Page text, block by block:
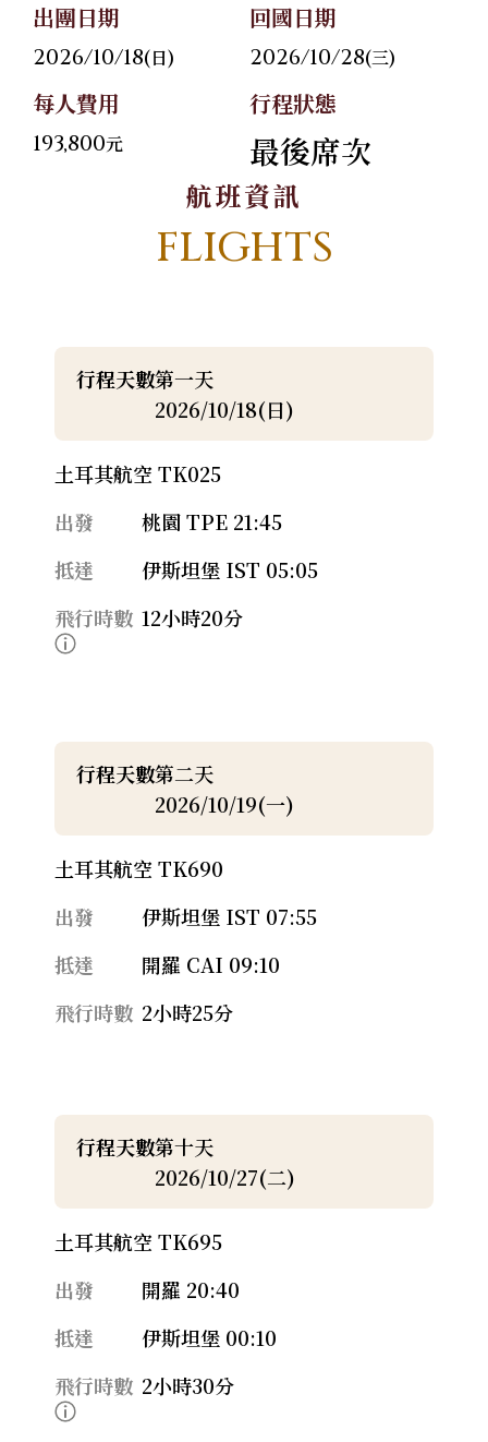
出團日期
2026/10/18(日)
回國日期
2026/10/28(三)
每人費用
193,800元
行程狀態
最後席次
航班資訊
FLIGHTS
行程天數第一天
2026/10/18(日)
土耳其航空 TK025
出發
桃園 TPE 21:45
抵達
伊斯坦堡 IST 05:05
飛行時數 12小時20分
行程天數第二天
2026/10/19(一)
土耳其航空 TK690
出發
伊斯坦堡 IST 07:55
抵達
開羅 CAI 09:10
飛行時數 2小時25分
行程天數第十天
2026/10/27(二)
土耳其航空 TK695
出發
開羅 20:40
抵達
伊斯坦堡 00:10
飛行時數 2小時30分